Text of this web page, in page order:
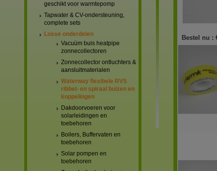
geschikt voor warmtepomp
Tapwater & CV-ondersteuning,
complete sets
Losse onderdelen
Vacuüm buis heatpipe
zonnecollectoren
Zonnecollector ontluchters &
aansluitmaterialen
Waterway flexibele RVS
ribbel- en spiraal buizen en
koppelingen
Dakdoorvoeren voor
solarleidingen en
toebehoren
Boilers, Buffervaten en
toebehoren
Solar pompen en
toebehoren
Bestel nu :